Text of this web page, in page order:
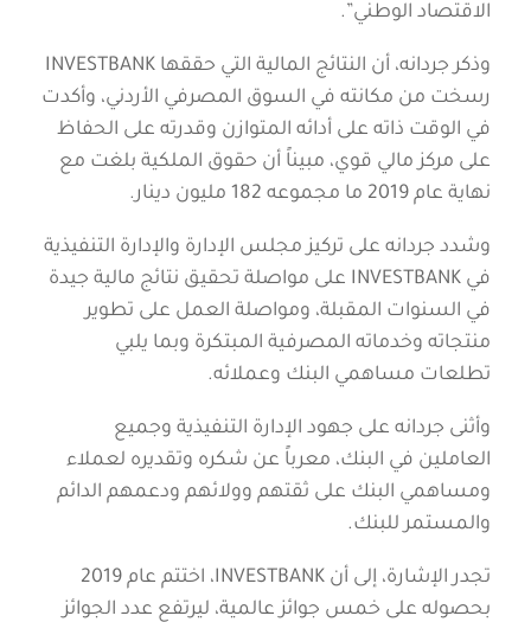
الاقتصاد الوطني”.
وذكر جردانه، أن النتائج المالية التي حققها INVESTBANK
رسخت من مكانته في السوق المصرفي الأردني، وأكدت
في الوقت ذاته على أدائه المتوازن وقدرته على الحفاظ
على مركز مالي قوي، مبيناً أن حقوق الملكية بلغت مع
نهاية عام 2019 ما مجموعه 182 مليون دينار.
وشدد جردانه على تركيز مجلس الإدارة والإدارة التنفيذية
في INVESTBANK على مواصلة تحقيق نتائج مالية جيدة
في السنوات المقبلة، ومواصلة العمل على تطوير
منتجاته وخدماته المصرفية المبتكرة وبما يلبي
تطلعات مساهمي البنك وعملائه.
وأثنى جردانه على جهود الإدارة التنفيذية وجميع
العاملين في البنك، معرباً عن شكره وتقديره لعملاء
ومساهمي البنك على ثقتهم وولائهم ودعمهم الدائم
والمستمر للبنك.
تجدر الإشارة، إلى أن INVESTBANK، اختتم عام 2019
بحصوله على خمس جوائز عالمية، ليرتفع عدد الجوائز